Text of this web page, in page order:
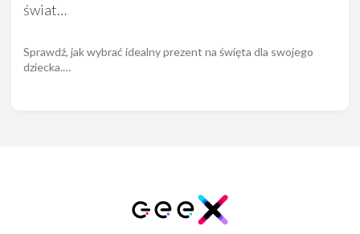
świat…
Sprawdź, jak wybrać idealny prezent na święta dla swojego
dziecka.…